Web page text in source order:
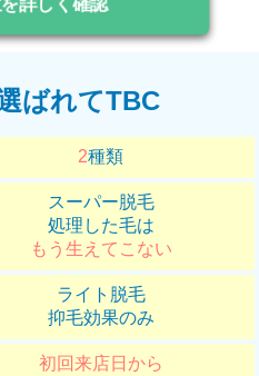
ばれてTBC
2種類
スーパー脱毛
処理した毛は
もう生えてこない
ライト脱毛
抑毛効果のみ
初回来店日から